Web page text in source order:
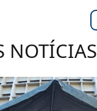
NOTÍCIAS